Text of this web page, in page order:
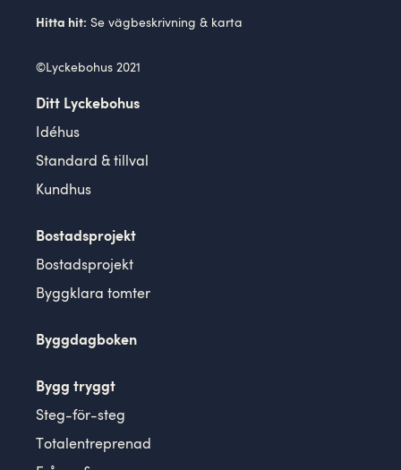
Hitta hit: Se vägbeskrivning & karta
©Lyckebohus 2021
Ditt Lyckebohus
Idéhus
Standard & tillval
Kundhus
Bostadsprojekt
Bostadsprojekt
Byggklara tomter
Byggdagboken
Bygg tryggt
Steg-för-steg
Totalentreprenad